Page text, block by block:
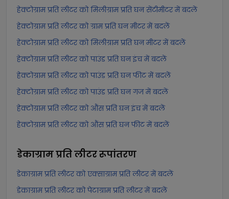
हेक्टोग्राम प्रति लीटर को मिलीग्राम प्रति घन सेंटीमीटर में बदलें
हेक्टोग्राम प्रति लीटर को ग्राम प्रति घन मीटर में बदलें
हेक्टोग्राम प्रति लीटर को मिलीग्राम प्रति घन मीटर में बदलें
हेक्टोग्राम प्रति लीटर को पाउंड प्रति घन इंच में बदलें
हेक्टोग्राम प्रति लीटर को पाउंड प्रति घन फीट में बदलें
हेक्टोग्राम प्रति लीटर को पाउंड प्रति घन गज में बदलें
हेक्टोग्राम प्रति लीटर को औंस प्रति घन इंच में बदलें
हेक्टोग्राम प्रति लीटर को औंस प्रति घन फीट में बदलें
डेकाग्राम प्रति लीटररूपांतरण
डेकाग्राम प्रति लीटर को एक्साग्राम प्रति लीटर में बदलें
डेकाग्राम प्रति लीटर को पेटाग्राम प्रति लीटर में बदलें